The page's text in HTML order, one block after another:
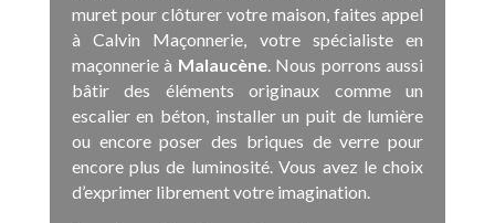
muret pour clôturer votre maison, faites appel
à Calvin Maçonnerie, votre spécialiste en
maçonnerie à Malaucène. Nous porrons aussi
bâtir des éléments originaux comme un
escalier en béton, installer un puit de lumière
ou encore poser des briques de verre pour
encore plus de luminosité. Vous avez le choix
d’exprimer librement votre imagination.